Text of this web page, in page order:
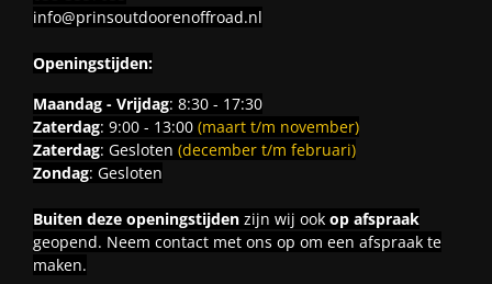
info@prinsoutdoorenoffroad.nl
Openingstijden:
Maandag - Vrijdag: 8:30 - 17:30
Zaterdag: 9:00 - 13:00 (maart t/m november)
Zaterdag: Gesloten (december t/m februari)
Zondag: Gesloten
Buiten deze openingstijdenzijn wij ook op afspraak
geopend. Neem contact met ons op om een afspraak te
maken.